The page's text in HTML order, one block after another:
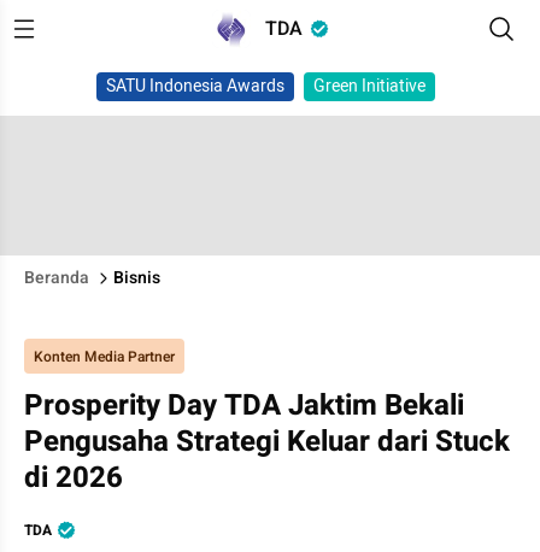
TDA
SATU Indonesia Awards Green Initiative
Beranda Bisnis
Konten Media Partner
Prosperity Day TDA Jaktim Bekali
Pengusaha Strategi Keluar dari Stuck
di 2026
TDA